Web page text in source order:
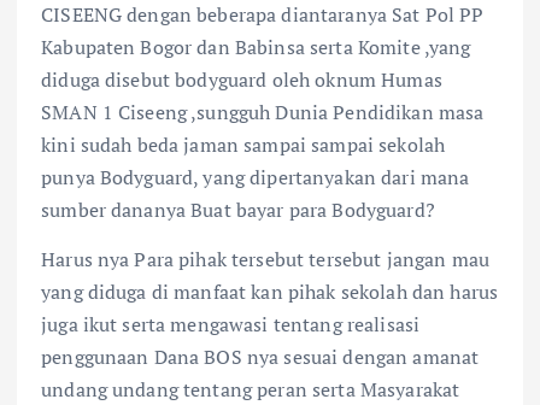
CISEENG dengan beberapa diantaranya Sat Pol PP
Kabupaten Bogor dan Babinsa serta Komite ,yang
diduga disebut bodyguard oleh oknum Humas
SMAN 1 Ciseeng ,sungguh Dunia Pendidikan masa
kini sudah beda jaman sampai sampai sekolah
punya Bodyguard, yang dipertanyakan dari mana
sumber dananya Buat bayar para Bodyguard?
Harus nya Para pihak tersebut tersebut jangan mau
yang diduga di manfaat kan pihak sekolah dan harus
juga ikut serta mengawasi tentang realisasi
penggunaan Dana BOS nya sesuai dengan amanat
undang undang tentang peran serta Masyarakat